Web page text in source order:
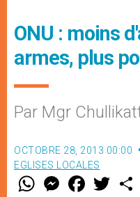
ONU : moins
armes, plus
Par Mgr
OCTOBRE 28, 2013 00:00
EGLISES LOCALES
W M
e
F
a w